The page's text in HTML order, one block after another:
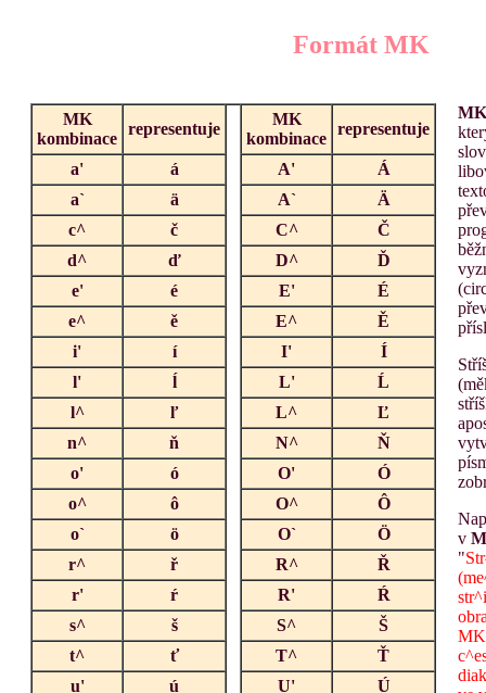
Formát MK
MK
kombinace
representuje
MK
kombinace
representuje
a' á A'
Á
a`
ä A`
Ä
c^
č C^
Č
d^
ď D^
Ď
e'
é E'
É
e^
ě E^
Ě
i'
í I'
Í
l'
ĺ L'
Ĺ
l^
ľ L^
Ľ
n^
ň N^
Ň
o'
ó O'
Ó
o^
ô O^
Ô
o`
ö O`
Ö
r^
ř R^
Ř
r'
ŕ R'
Ŕ
s^
š S^
Š
t^
ť T^
Ť
u'
ú U'
Ú
MK
v
"
MK